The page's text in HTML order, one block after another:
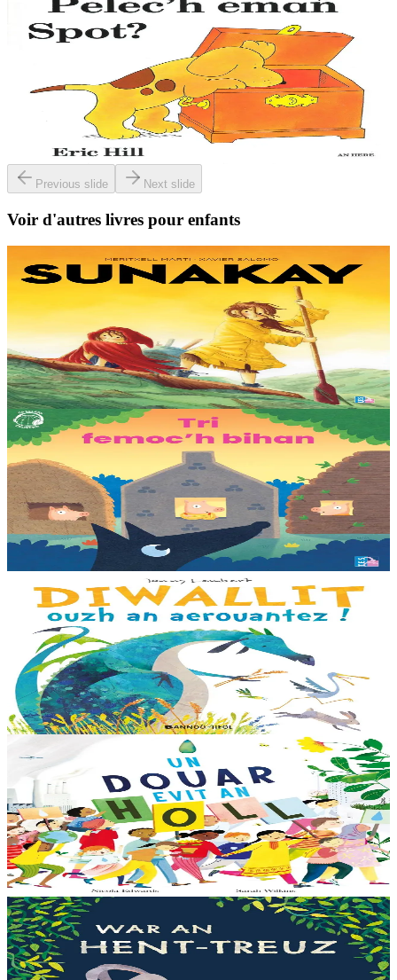
An Here
Le petit chien Spot est mondialement connu, avec ses aventures
auxquelles participent les enfants en soulevant des images animées.
Cette collection, qui existe...
Previous slide Next slide
Voir d'autres livres pour enfants
TES
Sunakay
La mer est devenue une immense décharge dépourvue de vie sous-
marine. Deux soeurs survivent sur une île de plastique, au milieu des
déchets. Mais un évènement...
En stock25,00 €
3 ans et plus
TES
Les trois petits cochons
Il était une fois trois joyeux petits cochons qui vivaient avec leurs
parents. Il était temps pour chacun d’avoir sa propre maison ! Cette
collection propose...
12,00 €
Bannoù-heol
Look out, it's a Dragon!
Eflammez la dragonne est en quête d'une nouvelle maison. Mais
quand elle trouve la forêt parfaite, elle n'est pas la bienvenue...
"Ouste ! On ne veut pas de...
En stock13,00 €
Bannoù-heol
Like the Ocean We Rise
Notre planète est immense et magnifique, mais elle a besoin de notre
aide – elle a besoin de moi, elle a besoin de vous. Cet album illustré,
qui arrive à point...
En stock
13,00 €
3 ans et plus
Bannoù-heol
Let's all creep through crocodile creek